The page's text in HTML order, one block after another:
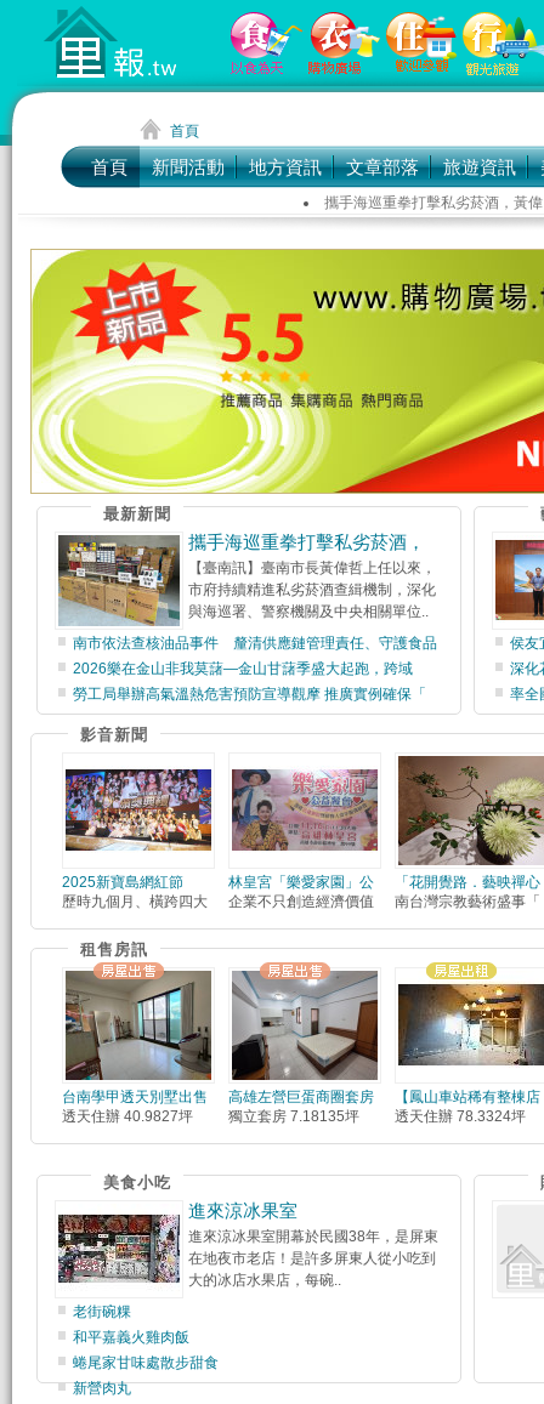
首頁 新聞活動 地方資訊 文章部落 旅遊資訊
攜手海巡重拳打擊私劣菸酒，黃偉
首頁
最新新聞
攜手海巡重拳打擊私劣菸酒，
【臺南訊】臺南市長黃偉哲上任以來，
市府持續精進私劣菸酒查緝機制，深化
與海巡署、警察機關及中央相關單位..
南市依法查核油品事件 釐清供應鏈管理責任、守護食品
2026樂在金山非我莫藷—金山甘藷季盛大起跑，跨域
勞工局舉辦高氣溫熱危害預防宣導觀摩 推廣實例確保「
侯友
深化
率全
影音新聞
2025新寶島網紅節
歷時九個月、橫跨四大
林皇宮「樂愛家園」公
企業不只創造經濟價值
「花開覺路．藝映禪心
南台灣宗教藝術盛事「
租售房訊
台南學甲透天別墅出售
透天住辦 40.9827坪
高雄左營巨蛋商圈套房
獨立套房 7.18135坪
【鳳山車站稀有整棟店
透天住辦 78.3324坪
美食小吃
進來涼冰果室
進來涼冰果室開幕於民國38年，是屏東
在地夜市老店！是許多屏東人從小吃到
大的冰店水果店，每碗..
老街碗粿
和平嘉義火雞肉飯
蜷尾家甘味處散步甜食
新營肉丸